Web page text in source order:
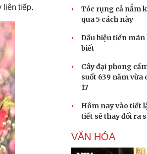
liên tiếp.
Tóc rụng cả nắm
qua 5 cách này
Dấu hiệu tiền
biết
Cây đại phong
suốt 639 năm vừa
17
Hôm nay vào tiết
tiết sẽ thay đổi ra
VĂN HÓA